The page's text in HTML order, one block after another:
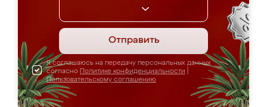
Отправить
Я соглашаюсь на передачу персональных данных
согласно Политике конфиденциальности
Пользовательскому соглашению